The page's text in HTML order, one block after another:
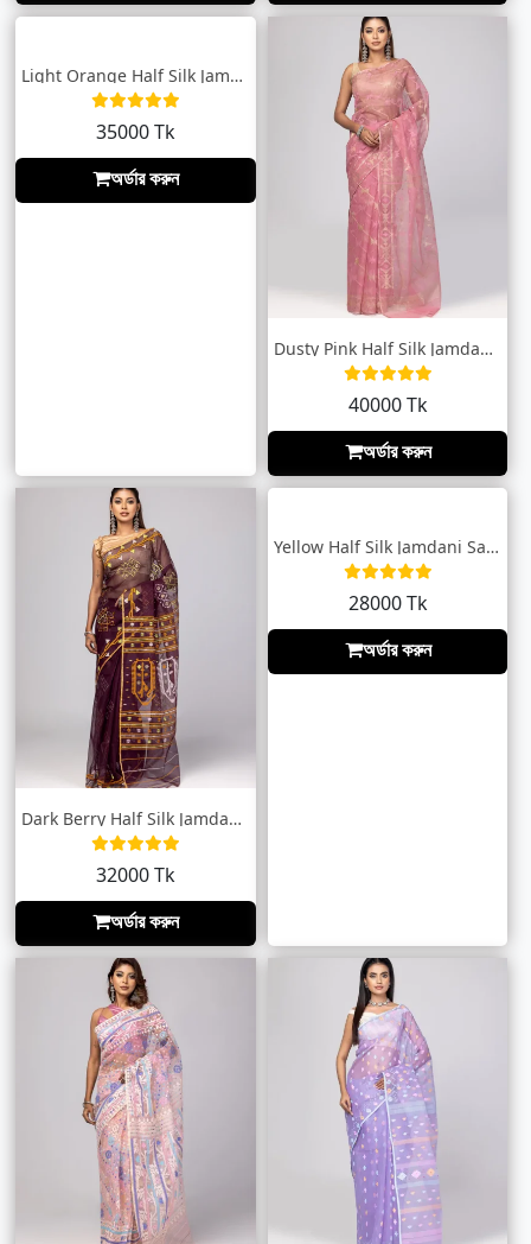
Light Orange Half Silk Jamdani Saree
35000 Tk
অর্ডার করুন
Dusty Pink Half Silk Jamdani Saree
40000 Tk
অর্ডার করুন
Dark Berry Half Silk Jamdani Saree
32000 Tk
অর্ডার করুন
Yellow Half Silk Jamdani Saree
28000 Tk
অর্ডার করুন